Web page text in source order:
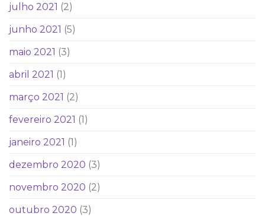
julho 2021 (2)
junho 2021 (5)
maio 2021 (3)
abril 2021 (1)
março 2021 (2)
fevereiro 2021 (1)
janeiro 2021 (1)
dezembro 2020 (3)
novembro 2020 (2)
outubro 2020 (3)